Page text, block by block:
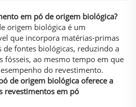
em pó de origem biológica?
origem biológica é um
que incorpora matérias-primas
de fontes biológicas, reduzindo a
fósseis, ao mesmo tempo em que
do revestimento.
de origem biológica oferece a
revestimentos em pó